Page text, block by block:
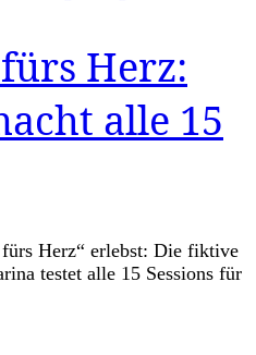
Herz:
alle 15
Herz“ erlebst: Die fiktive
testet alle 15 Sessions für